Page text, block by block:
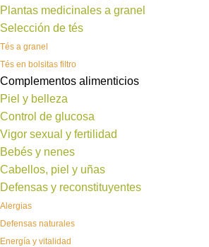
Plantas medicinales a granel
Selección de tés
Tés a granel
Tés en bolsitas filtro
Complementos alimenticios
Piel y belleza
Control de glucosa
Vigor sexual y fertilidad
Bebés y nenes
Cabellos, piel y uñas
Defensas y reconstituyentes
Alergias
Defensas naturales
Energía y vitalidad